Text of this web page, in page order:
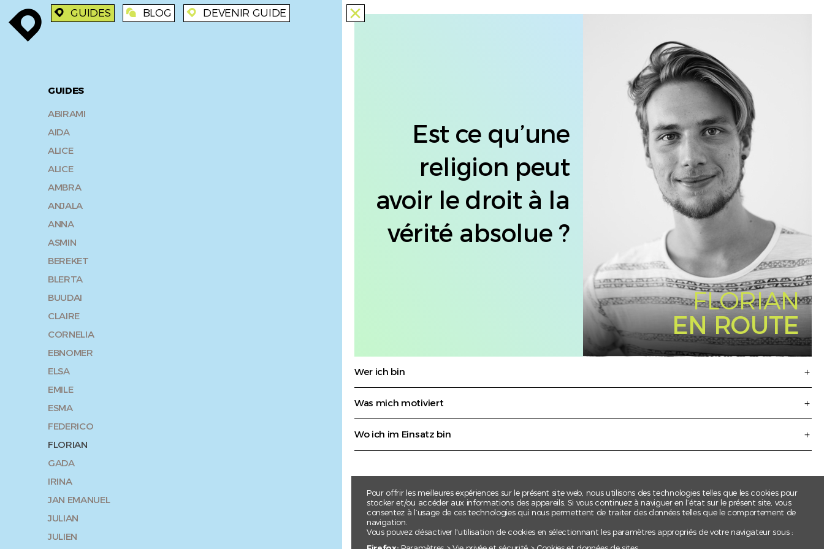
enroute enroute GUIDES blog BLOG enroute DEVENIR GUIDE
GUIDES
ABIRAMI
AIDA
ALICE
ALICE
AMBRA
ANJALA
ANNA
ASMIN
BEREKET
BLERTA
BUUDAI
CLAIRE
CORNELIA
EBNOMER
ELSA
EMILE
ESMA
FEDERICO
FLORIAN
GADA
IRINA
JAN EMANUEL
JULIAN
JULIEN
close
Est ce qu’une
religion peut
avoir le droit à la
vérité absolue ?
FLORIAN
EN ROUTE
Wer ich bin
Was mich motiviert
Wo ich im Einsatz bin
Pour offrir les meilleures expériences sur le présent site web, nous utilisons des technologies telles que les cookies pour
stocker et/ou accéder aux informations des appareils. Si vous continuez à naviguer en l’état sur le présent site, vous
consentez à l’usage de ces technologies qui nous permettent de traiter des données telles que le comportement de
navigation.
Vous pouvez désactiver l'utilisation de cookies en sélectionnant les paramètres appropriés de votre navigateur sous :